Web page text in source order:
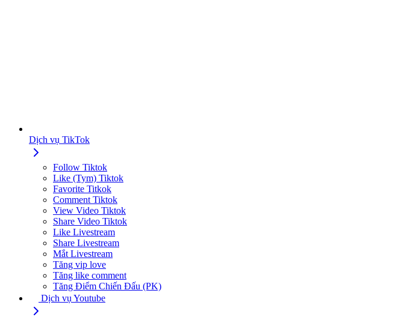
Dịch vụ TikTok
Follow Tiktok
Like (Tym) Tiktok
Favorite Titkok
Comment Tiktok
View Video Tiktok
Share Video Tiktok
Like Livestream
Share Livestream
Mắt Livestream
Tăng vip love
Tăng like comment
Tăng Điểm Chiến Đấu (PK)
Dịch vụ Youtube